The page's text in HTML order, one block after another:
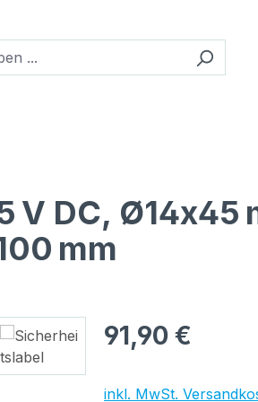
V DC, Ø14x45
mm
Regulärer Preis:
91,90 €
inkl. MwSt.